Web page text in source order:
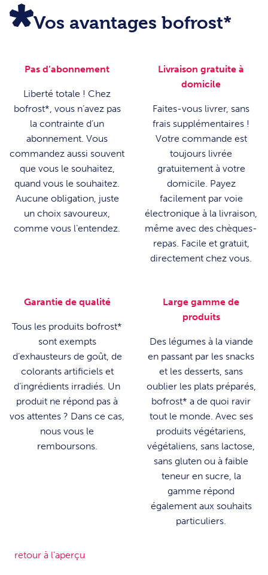
Vos avantages bofrost*
Pas d’abonnement
Liberté totale ! Chez
bofrost*, vous n’avez pas
la contrainte d’un
abonnement. Vous
commandez aussi souvent
que vous le souhaitez,
quand vous le souhaitez.
Aucune obligation, juste
un choix savoureux,
comme vous l’entendez.
Livraison gratuite à
domicile
Faites-vous livrer, sans
frais supplémentaires !
Votre commande est
toujours livrée
gratuitement à votre
domicile. Payez
facilement par voie
électronique à la livraison,
même avec des chèques-
repas. Facile et gratuit,
directement chez vous.
Garantie de qualité
Tous les produits bofrost*
sont exempts
d’exhausteurs de goût, de
colorants artificiels et
d’ingrédients irradiés. Un
produit ne répond pas à
vos attentes ? Dans ce cas,
nous vous le
remboursons.
Large gamme de
produits
Des légumes à la viande
en passant par les snacks
et les desserts, sans
oublier les plats préparés,
bofrost* a de quoi ravir
tout le monde. Avec ses
produits végétariens,
végétaliens, sans lactose,
sans gluten ou à faible
teneur en sucre, la
gamme répond
également aux souhaits
particuliers.
retour à l'aperçu